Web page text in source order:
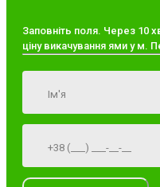
Заповніть поля. Через 10
ціну викачування ями у м.